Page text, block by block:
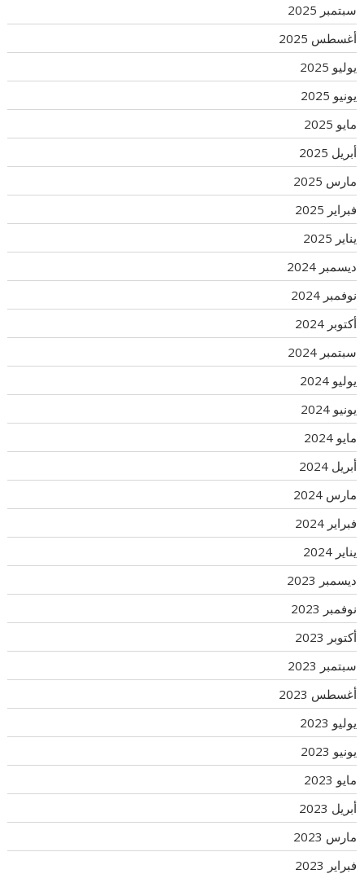
سبتمبر 2025
أغسطس 2025
يوليو 2025
يونيو 2025
مايو 2025
أبريل 2025
مارس 2025
فبراير 2025
يناير 2025
ديسمبر 2024
نوفمبر 2024
أكتوبر 2024
سبتمبر 2024
يوليو 2024
يونيو 2024
مايو 2024
أبريل 2024
مارس 2024
فبراير 2024
يناير 2024
ديسمبر 2023
نوفمبر 2023
أكتوبر 2023
سبتمبر 2023
أغسطس 2023
يوليو 2023
يونيو 2023
مايو 2023
أبريل 2023
مارس 2023
فبراير 2023